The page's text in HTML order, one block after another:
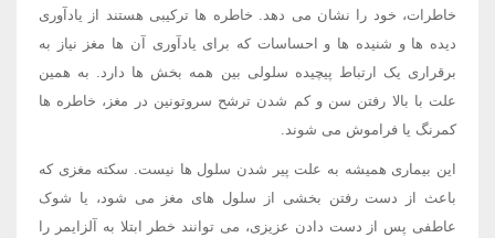
خاطرات، خود را نشان می دهد. خاطره ها ترکیبی هستند از یادآوری
دیده ها و شنیده ها و احساسات که برای یادآوری آن ها مغز نیاز به
برقراری یک ارتباط پیچیده سلولی بین همه بخش ها دارد. به همین
علت با بالا رفتن سن و کم شدن ترشح سروتونین در مغز، خاطره ها
کمرنگ یا فراموش می شوند.
این بیماری همیشه به علت پیر شدن سلول ها نیست. سکته مغزی که
باعث از دست رفتن بخشی از سلول های مغز می شود، یا شوک
عاطفی پس از دست دادن عزیزی، می توانند خطر ابتلا به آلزایمر را